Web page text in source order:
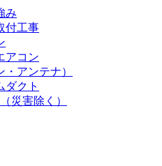
み
付工事
アコン
アンテナ）
ダクト
災害除く）